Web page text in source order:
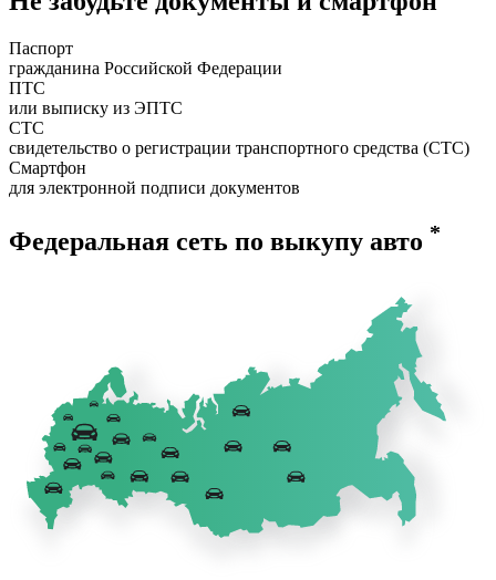
Паспорт
гражданина Российской Федерации
ПТС
или выписку из ЭПТС
СТС
свидетельство о регистрации транспортного средства (СТС)
Смартфон
для электронной подписи документов
Федеральная сеть по выкупу авто *